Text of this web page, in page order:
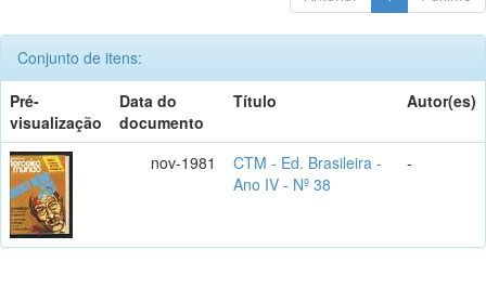
Conjunto de itens:
Pré-
visualização
Data do
documento
Título Autor(es)
nov-1981
CTM - Ed. Brasileira -
Ano IV - Nº 38
-